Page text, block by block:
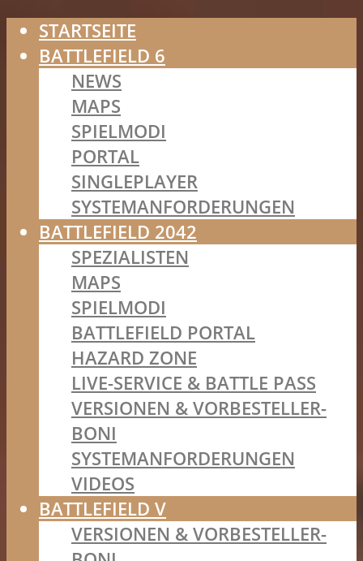
STARTSEITE
BATTLEFIELD 6
NEWS
MAPS
SPIELMODI
PORTAL
SINGLEPLAYER
SYSTEMANFORDERUNGEN
BATTLEFIELD 2042
SPEZIALISTEN
MAPS
SPIELMODI
BATTLEFIELD PORTAL
HAZARD ZONE
LIVE-SERVICE & BATTLE PASS
VERSIONEN & VORBESTELLER-
BONI
SYSTEMANFORDERUNGEN
VIDEOS
BATTLEFIELD V
VERSIONEN & VORBESTELLER-